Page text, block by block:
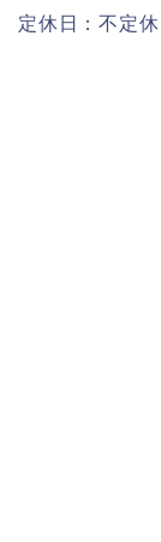
定休日：不定休